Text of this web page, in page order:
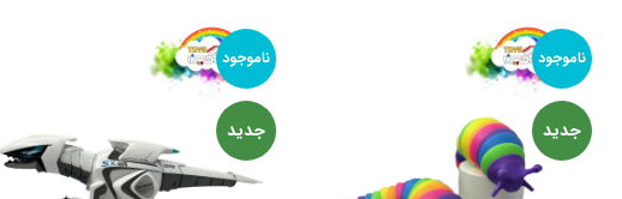
ناموجود
جدید
ناموجود
جدید